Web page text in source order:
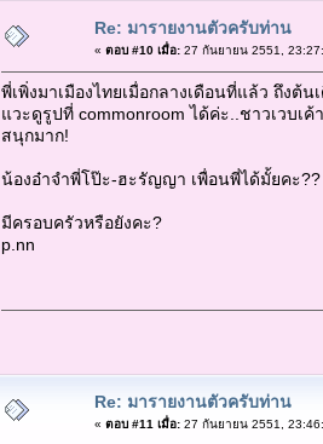
Re: มารายงานตัวครับท่าน
« ตอบ #10 เมื่อ:27 กันยายน 2551,
พี่เพิ่งมาเมืองไทยเมื่อกลางเดือนที่แล้ว ถึงต้น
แวะดูรูปที่ commonroom ได้ค่ะ..ชาวเวบเค้
สนุกมาก!
น้องอ๋าจำพี่โป๊ะ-ฮะรัญญา เพื่อนพี่ได้มั้ยคะ??
มีครอบครัวหรือยังคะ?
p.nn
Re: มารายงานตัวครับท่าน
« ตอบ #11 เมื่อ:27 กันยายน 2551,